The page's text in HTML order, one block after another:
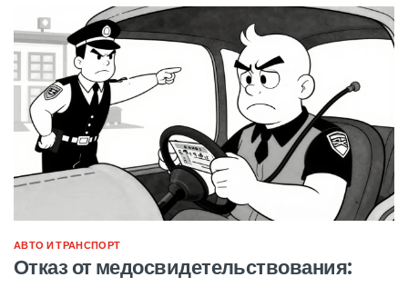
АВТО И ТРАНСПОРТ
Отказ от медосвидетельствования: